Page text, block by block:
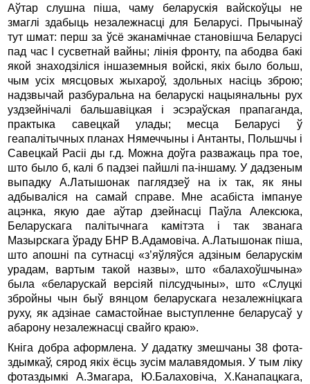
Аўтар слушна пiша, чаму беларускiя вайскоўцы не
змаглi здабыць незалежнасцi для Беларусi. Прычынаў
тут шмат: перш за ўсё эканамiчнае становiшча Беларусi
пад час I сусветнай вайны; лiнiя фронту, па абодва бакi
якой знаходзiлiся iншаземныя войскi, якiх было больш,
чым усiх мясцовых жыхароў, здольных насiць зброю;
надзвычай разбуральна на беларускi нацыянальны рух
уздзейнiчалi бальшавiцкая i эсэраўская прапаганда,
практыка савецкай улады; месца Беларусi ў
геапалiтычных планах Нямеччыны i Антанты, Польшчы i
Савецкай Расii ды г.д. Можна доўга разважаць пра тое,
што было б, калi б падзеi пайшлi па-iншаму. У дадзеным
выпадку А.Латышонак паглядзеў на iх так, як яны
адбывалiся на самай справе. Мне асабiста iмпануе
ацэнка, якую дае аўтар дзейнасцi Паўла Алексюка,
Беларускага палiтычнага камiтэта i так званага
Мазырскага ўраду БНР В.Адамовiча. А.Латышонак пiша,
што апошнi па сутнасцi «з’яўляўся адзiным беларускiм
урадам, вартым такой назвы», што «балахоўшчына»
была «беларускай версiяй пiлсудчыны», што «Слуцкi
збройны чын быў вянцом беларускага незалежнiцкага
руху, як адзiнае самастойнае выступленне беларусаў у
абарону незалежнасцi свайго краю».
Кнiга добра аформлена. У дадатку змешчаны 38 фота-
здымкаў, сярод якiх ёсць зусiм малавядомыя. У тым лiку
фотаздымкi А.Змагара, Ю.Балаховiча, Х.Канапацкага,